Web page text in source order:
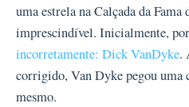
uma estrela na Calçada da
imprescindível. Inicialmente,
incorretamente: Dick VanDyke.
corrigido, Van Dyke pegou uma
mesmo.